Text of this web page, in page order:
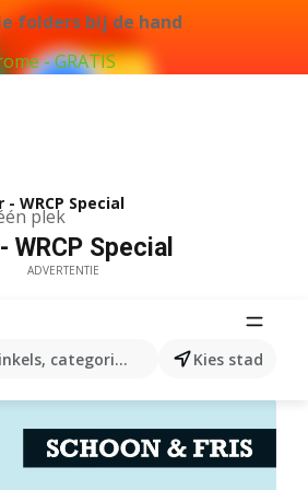
folders bij de hand
- GRATIS
plek
categorieën, producten...
Kies stad
WRCP Special
Special
ADVERTENTIE